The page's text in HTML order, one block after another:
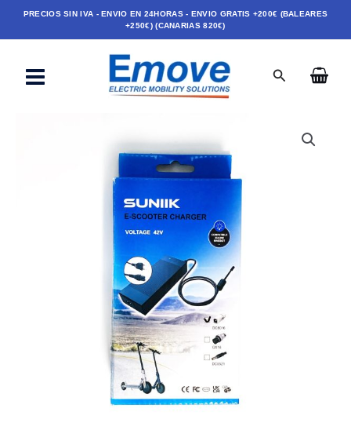
al
PRECIOS SIN IVA - ENVIO EN 24HORAS - ENVIO GRATIS +200€ (BALEARES
+250€) (CANARIAS 820€)
Buscar